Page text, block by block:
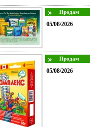
05/08/2026
05/08/2026